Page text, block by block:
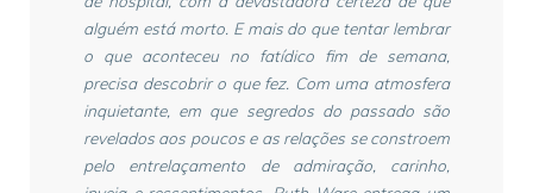
alguém está morto. E mais do que tentar lembrar
o que aconteceu no fatídico fim de semana,
precisa descobrir o que fez. Com uma atmosfera
inquietante, em que segredos do passado são
revelados aos poucos e as relações se constroem
pelo entrelaçamento de admiração, carinho,